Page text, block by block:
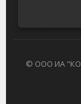
© ООО ИА